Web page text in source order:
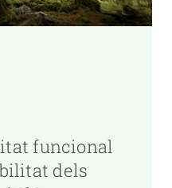
funcional
dels